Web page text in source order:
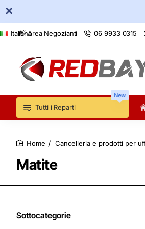
👋 Area Negozianti 06 9933 0315
Italiano
Tutti i Reparti
New
Matite
Cancelleria e prodotti per
Sottocategorie